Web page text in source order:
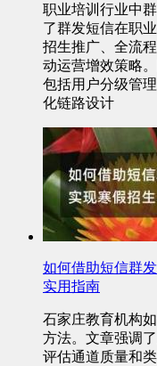
职业培训行业中
了群发短信在职
招生推广、全流
动运营增效策略
包括用户分级管
化链路设计
如何借助短信群
实用指南
石家庄教育机构
方法。文章强调
评估通道质量和